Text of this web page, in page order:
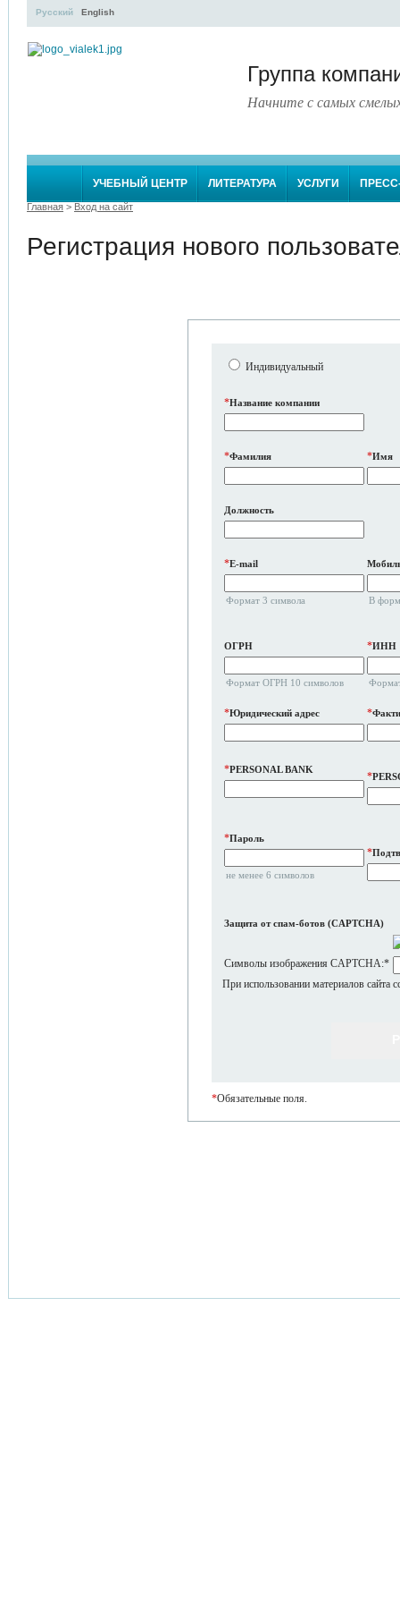
Группа
Начните с самых
Русский English
УЧЕБНЫЙ ЦЕНТР ЛИТЕРАТУРА УСЛУГИ
Главная > Вход на сайт
Регистрация нового
Индивидуальный
*Название компании
*Фамилия *Имя
Должность
*E-mail
Формат 3 символа В
ОГРН
Формат ОГРН 10 символов
*ИНН
*Юридический адрес *
*PERSONAL BANK
*
*Пароль
не менее 6 символов
*
Защита от спам-ботов (CAPTCHA)
Символы изображения CAPTCHA:*
При использовании материалов сайта
*Обязательные поля.